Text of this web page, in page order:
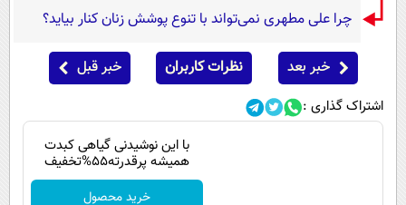
چرا علی مطهری نمی‌تواند با تنوع پوشش زنان کنار بیاید؟
خبر بعد نظرات کاربران خبر قبل
اشتراک گذاری :
با این نوشیدنی گیاهی کبدت
همیشه پرقدرته55%تخفیف
خرید محصول